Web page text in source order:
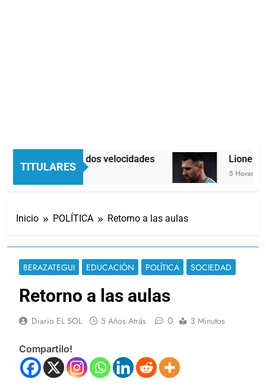
TITULARES
Economía en dos velocidades
4 Horas Atrás
Lionel
5 Horas Atrás
Inicio POLÍTICA Retorno a las aulas
BERAZATEGUI EDUCACIÓN POLÍTICA SOCIEDAD
Retorno a las aulas
Diario EL SOL 5 Años Atrás 0 3 Minutos
Compartilo!